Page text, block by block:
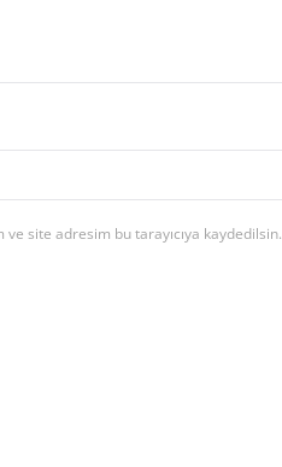
site adresim bu tarayıcıya kaydedilsin.